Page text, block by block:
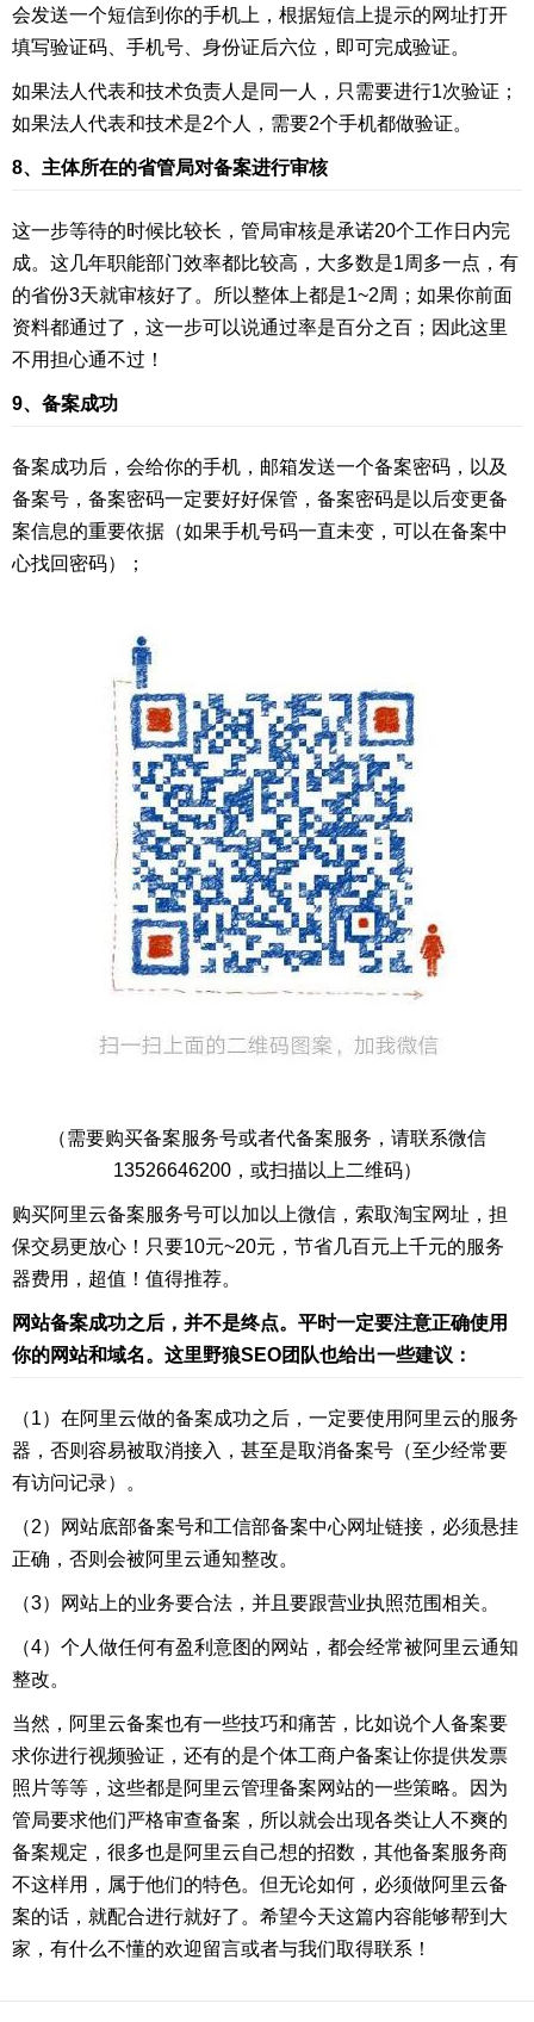
会发送一个短信到你的手机上，根据短信上提示的网址打开
填写验证码、手机号、身份证后六位，即可完成验证。
如果法人代表和技术负责人是同一人，只需要进行1次验证；
如果法人代表和技术是2个人，需要2个手机都做验证。
8、主体所在的省管局对备案进行审核
这一步等待的时候比较长，管局审核是承诺20个工作日内完
成。这几年职能部门效率都比较高，大多数是1周多一点，有
的省份3天就审核好了。所以整体上都是1~2周；如果你前面
资料都通过了，这一步可以说通过率是百分之百；因此这里
不用担心通不过！
9、备案成功
备案成功后，会给你的手机，邮箱发送一个备案密码，以及
备案号，备案密码一定要好好保管，备案密码是以后变更备
案信息的重要依据（如果手机号码一直未变，可以在备案中
心找回密码）；
（需要购买备案服务号或者代备案服务，请联系微信
13526646200，或扫描以上二维码）
购买阿里云备案服务号可以加以上微信，索取淘宝网址，担
保交易更放心！只要10元~20元，节省几百元上千元的服务
器费用，超值！值得推荐。
网站备案成功之后，并不是终点。平时一定要注意正确使用
你的网站和域名。这里野狼SEO团队也给出一些建议：
（1）在阿里云做的备案成功之后，一定要使用阿里云的服务
器，否则容易被取消接入，甚至是取消备案号（至少经常要
有访问记录）。
（2）网站底部备案号和工信部备案中心网址链接，必须悬挂
正确，否则会被阿里云通知整改。
（3）网站上的业务要合法，并且要跟营业执照范围相关。
（4）个人做任何有盈利意图的网站，都会经常被阿里云通知
整改。
当然，阿里云备案也有一些技巧和痛苦，比如说个人备案要
求你进行视频验证，还有的是个体工商户备案让你提供发票
照片等等，这些都是阿里云管理备案网站的一些策略。因为
管局要求他们严格审查备案，所以就会出现各类让人不爽的
备案规定，很多也是阿里云自己想的招数，其他备案服务商
不这样用，属于他们的特色。但无论如何，必须做阿里云备
案的话，就配合进行就好了。希望今天这篇内容能够帮到大
家，有什么不懂的欢迎留言或者与我们取得联系！